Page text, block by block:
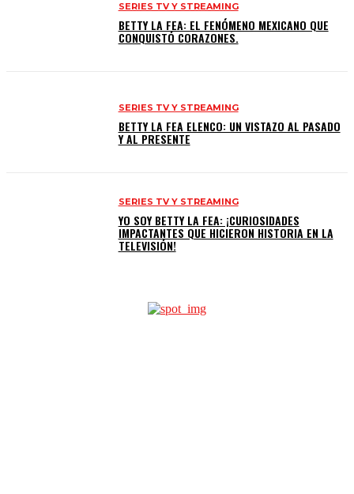
SERIES TV Y STREAMING
BETTY LA FEA: EL FENÓMENO MEXICANO QUE
CONQUISTÓ CORAZONES.
SERIES TV Y STREAMING
BETTY LA FEA ELENCO: UN VISTAZO AL PASADO
Y AL PRESENTE
SERIES TV Y STREAMING
YO SOY BETTY LA FEA: ¡CURIOSIDADES
IMPACTANTES QUE HICIERON HISTORIA EN LA
TELEVISIÓN!